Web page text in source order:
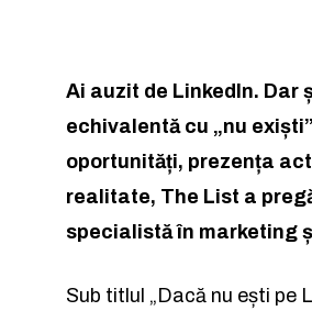
Ai auzit de LinkedIn. Dar
echivalentă cu „nu
oportunități, prezența
realitate, The List a
specialistă în marketing
Sub titlul „Dacă nu ești pe